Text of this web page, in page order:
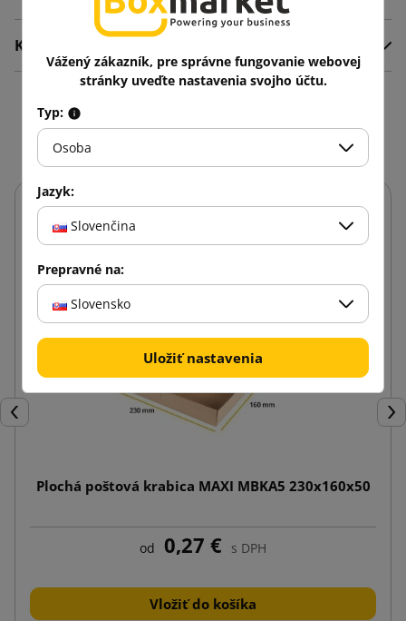
Komentáre
Mohlo by vás zaujať aj
Späť
Plochá poštová krabica MAXI MBKA5 230x160x50
od 0,27 € s DPH
Vložiť do košíka
Vážený zákazník, pre správne fungovanie webovej
stránky uveďte nastavenia svojho účtu.
Typ:
Osoba
Jazyk:
Slovenčina
Prepravné na:
Slovensko
Uložiť nastavenia